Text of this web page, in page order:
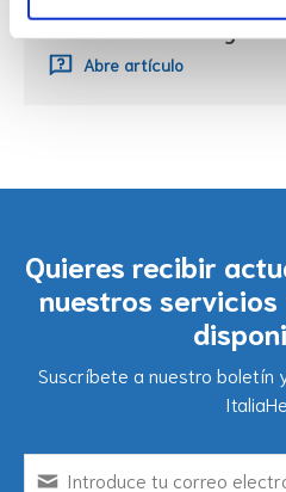
estudiantes
Abre artículo
Quieres recibir
nuestros
Suscríbete a nuestro boletín